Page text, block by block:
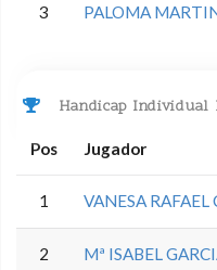
3 PALOMA
Handicap Individual
Pos Jugador
1 VANESA RAFAEL
2 Mª ISABEL